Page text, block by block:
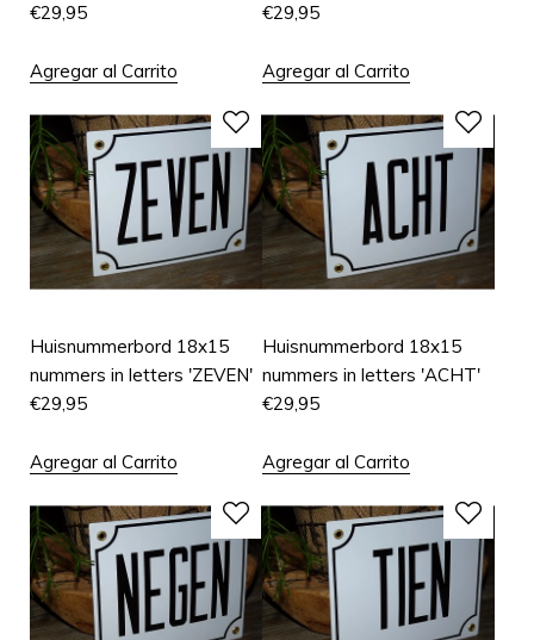
€29,95
Agregar al Carrito
€29,95
Agregar al Carrito
Huisnummerbord 18x15
nummers in letters 'ZEVEN'
€29,95
Agregar al Carrito
Huisnummerbord 18x15
nummers in letters 'ACHT'
€29,95
Agregar al Carrito